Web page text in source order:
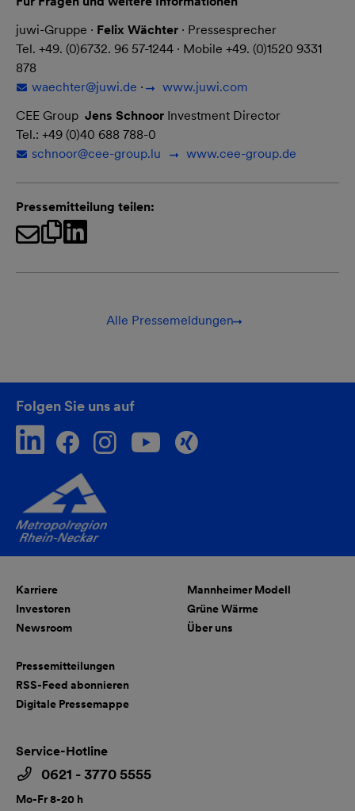
juwi-Gruppe · Felix Wächter · Pressesprecher
Tel. +49. (0)6732. 96 57-1244 · Mobile +49. (0)1520 9331
878
waechter@juwi.de ·
www.juwi.com
CEE Group  Jens Schnoor Investment Director
Tel.: +49 (0)40 688 788-0
schnoor@cee-group.lu  www.cee-group.de
Pressemitteilung teilen:
Alle Pressemeldungen
Folgen Sie uns auf
Karriere
Investoren
Newsroom
Mannheimer Modell
Grüne Wärme
Über uns
Pressemitteilungen
RSS-Feed abonnieren
Digitale Pressemappe
Service-Hotline
0621 - 3770 5555
Mo-Fr 8-20 h